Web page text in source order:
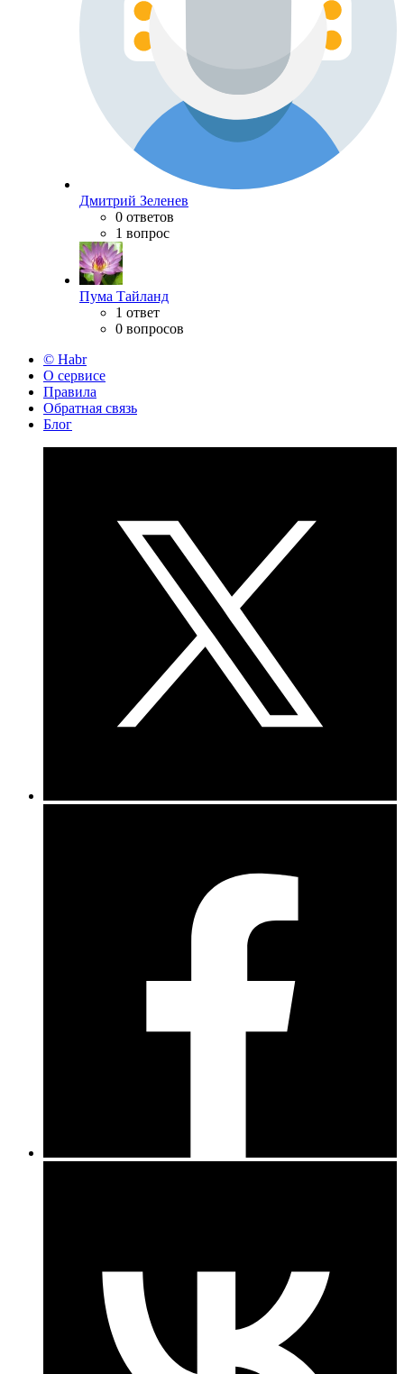
Дмитрий Зеленев
0 ответов
1 вопрос
Пума Тайланд
1 ответ
0 вопросов
© Habr
О сервисе
Правила
Обратная связь
Блог